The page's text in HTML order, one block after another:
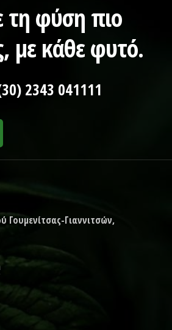
τη φύση πιο
με κάθε φυτό.
2343 041111
Γουμενίτσας-Γιαννιτσών,